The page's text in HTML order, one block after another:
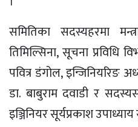
समितिका सदस्यहरमा
तिमिल्सिना, सूचना प्रविधि
पवित्र डंगोल, इन्जिनियरिङ
डा. बाबुराम दवाडी र
इञ्जिनियर सूर्यप्रकाश